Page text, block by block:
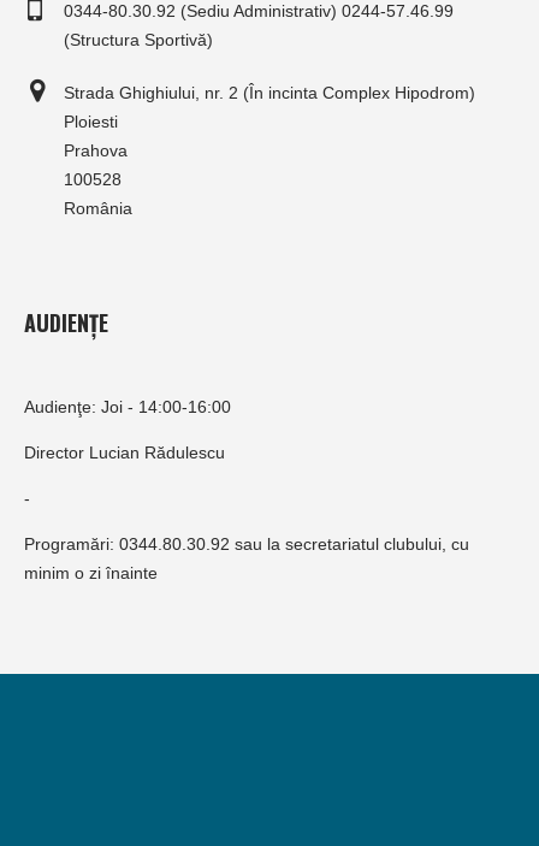
0344-80.30.92 (Sediu Administrativ) 0244-57.46.99
(Structura Sportivă)
Strada Ghighiului, nr. 2 (În incinta Complex Hipodrom)
Ploiesti
Prahova
100528
România
AUDIENȚE
Audienţe: Joi - 14:00-16:00
Director Lucian Rădulescu
-
Programări: 0344.80.30.92 sau la secretariatul clubului, cu
minim o zi înainte